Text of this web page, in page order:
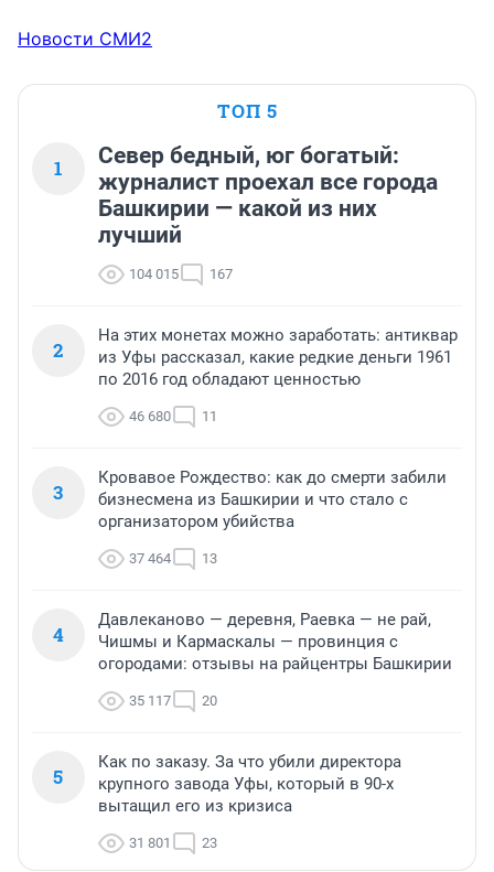
Новости СМИ2
ТОП 5
1
Север бедный, юг богатый:
журналист проехал все города
Башкирии — какой из них
лучший
104 015 167
2
На этих монетах можно заработать: антиквар
из Уфы рассказал, какие редкие деньги 1961
по 2016 год обладают ценностью
46 680 11
3
Кровавое Рождество: как до смерти забили
бизнесмена из Башкирии и что стало с
организатором убийства
37 464 13
4
Давлеканово — деревня, Раевка — не рай,
Чишмы и Кармаскалы — провинция с
огородами: отзывы на райцентры Башкирии
35 117 20
5
Как по заказу. За что убили директора
крупного завода Уфы, который в 90-х
вытащил его из кризиса
31 801 23